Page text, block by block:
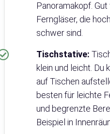
Panoramakopf. Gut
Ferngläser, die
schwer sind.
Tischstative:
klein und leicht. Du
auf Tischen
besten für leichte
und begrenzte
Beispiel in